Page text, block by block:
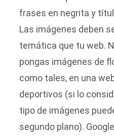
frases en negrita y
Las imágenes deben
temática que tu web.
pongas imágenes de
como tales, en una
deportivos (si lo
tipo de imágenes
segundo plano).